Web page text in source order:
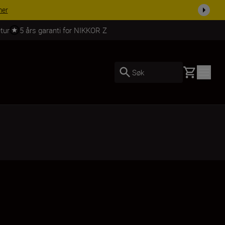
5 års garanti for NIKKOR Z
Søk Basket